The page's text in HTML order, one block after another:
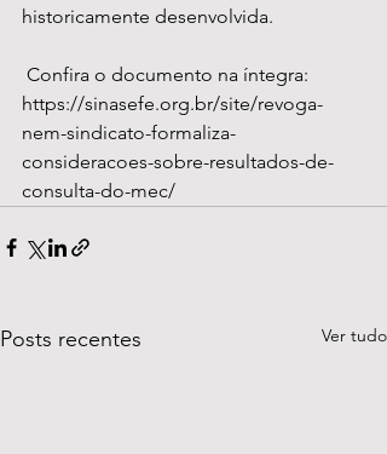
historicamente desenvolvida.
https://sinasefe.org.br/site/revoga-
nem-sindicato-formaliza-
consideracoes-sobre-resultados-de-
consulta-do-mec/
Posts recentes Ver tudo